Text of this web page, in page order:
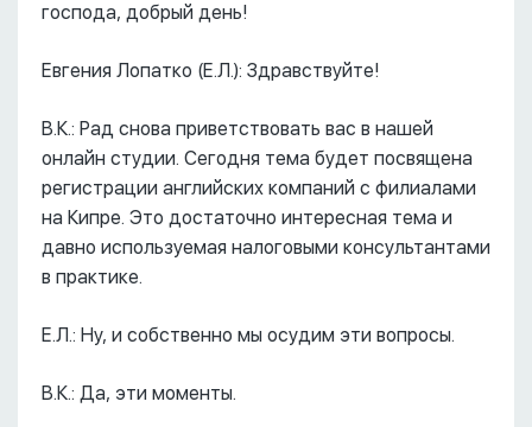
господа, добрый день!
Евгения Лопатко (Е.Л.): Здравствуйте!
В.К.: Рад снова приветствовать вас в нашей
онлайн студии. Сегодня тема будет посвящена
регистрации английских компаний с филиалами
на Кипре. Это достаточно интересная тема и
давно используемая налоговыми консультантами
в практике.
Е.Л.: Ну, и собственно мы осудим эти вопросы.
В.К.: Да, эти моменты.